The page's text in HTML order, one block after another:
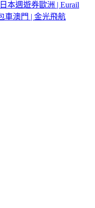
本週遊券歐洲 | Eurail
車澳門 | 金光飛航